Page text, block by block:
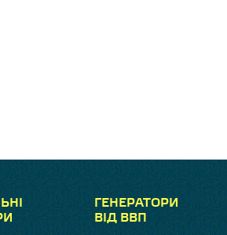
ГЕНЕРАТОРИ
ВІД ВВП